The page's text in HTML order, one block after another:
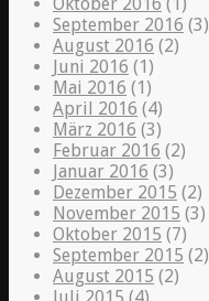
September 2016 (3)
August 2016 (2)
Juni 2016 (1)
Mai 2016 (1)
April 2016 (4)
März 2016 (3)
Februar 2016 (2)
Januar 2016 (3)
Dezember 2015 (2)
November 2015 (3)
Oktober 2015 (7)
September 2015 (2)
August 2015 (2)